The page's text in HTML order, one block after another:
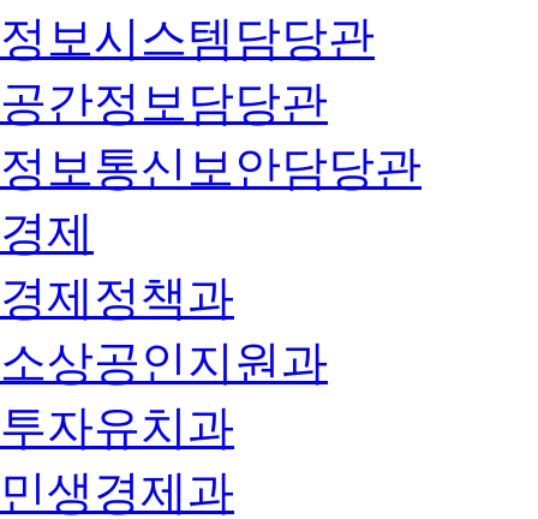
정보시스템담당관
공간정보담당관
정보통신보안담당관
경제
경제정책과
소상공인지원과
투자유치과
민생경제과